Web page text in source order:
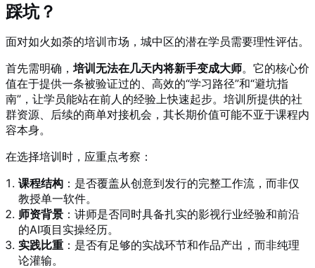
踩坑？
面对如火如荼的培训市场，城中区的潜在学员需要理性评估。
首先需明确， 培训无法在几天内将新手变成大师。它的核心价
值在于提供一条被验证过的、高效的“学习路径”和“避坑指
南”，让学员能站在前人的经验上快速起步。培训所提供的社
群资源、后续的商单对接机会，其长期价值可能不亚于课程内
容本身。
在选择培训时，应重点考察：
课程结构 ：是否覆盖从创意到发行的完整工作流，而非仅
教授单一软件。
师资背景 ：讲师是否同时具备扎实的影视行业经验和前沿
的AI项目实操经历。
实践比重 ：是否有足够的实战环节和作品产出，而非纯理
论灌输。